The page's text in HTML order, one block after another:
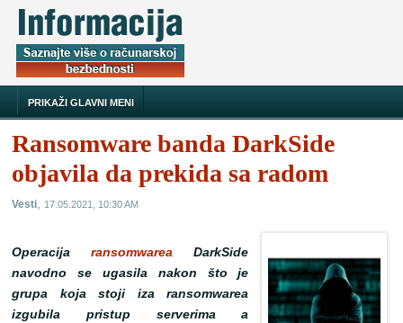
PRIKAŽI GLAVNI MENI
Ransomware banda DarkSide
objavila da prekida sa radom
Vesti, 17.05.2021, 10:30 AM
Operacija ransomwarea
DarkSide
navodno se ugasila nakon što je
grupa koja stoji iza ransomwarea
izgubila pristup serverima a